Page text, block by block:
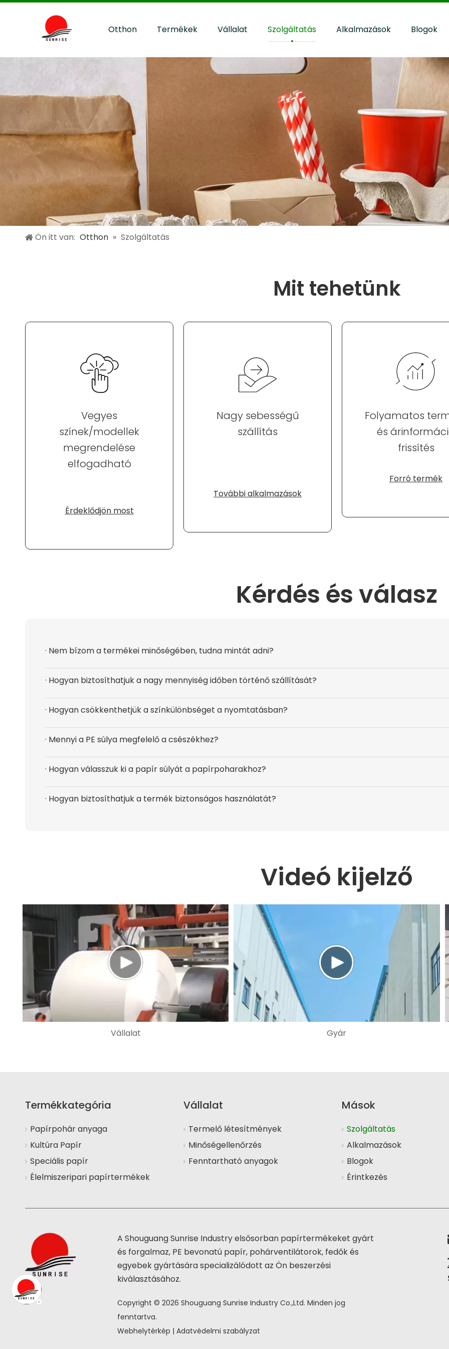
Otthon Termékek Vállalat Szolgáltatás Alkalmazások Blogok
Ön itt van: Otthon » Szolgáltatás
Mit tehetünk
Vegyes
színek/modellek
megrendelése
elfogadható
Érdeklődjön most
Nagy sebességű
szállítás
További alkalmazások
Folyamatos
és
frissítés
Forró termék
Kérdés és válasz
· Nem bízom a termékei minőségében, tudna mintát adni?
· Hogyan biztosíthatjuk a nagy mennyiség időben történő szállítását?
· Hogyan csökkenthetjük a színkülönbséget a nyomtatásban?
· Mennyi a PE súlya megfelelő a csészékhez?
· Hogyan válasszuk ki a papír súlyát a papírpoharakhoz?
· Hogyan biztosíthatjuk a termék biztonságos használatát?
Videó kijelző
Vállalat Gyár
Termékkategória
Papírpohár anyaga
Kultúra Papír
Speciális papír
Élelmiszeripari papírtermékek
Vállalat
Termelő létesítmények
Minőségellenőrzés
Fenntartható anyagok
Mások
Szolgáltatás
Alkalmazások
Blogok
Érintkezés
A Shouguang Sunrise Industry elsősorban papírtermékeket gyárt
és forgalmaz, PE bevonatú papír, pohárventilátorok, fedők és
egyebek gyártására specializálódott az Ön beszerzési
kiválasztásához.
Copyright ©2026 Shouguang Sunrise Industry Co.,Ltd. Minden jog
fenntartva.
Webhelytérkép |Adatvédelmi szabályzat